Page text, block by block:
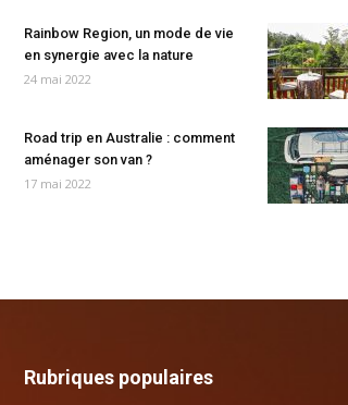
Rainbow Region, un mode de vie
en synergie avec la nature
24 mai 2022
Road trip en Australie : comment
aménager son van ?
17 mai 2022
Rubriques populaires